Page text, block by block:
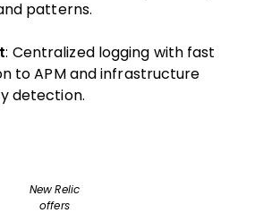
patterns.
: Centralized logging with fast
to APM and infrastructure
detection.
New Relic
offers